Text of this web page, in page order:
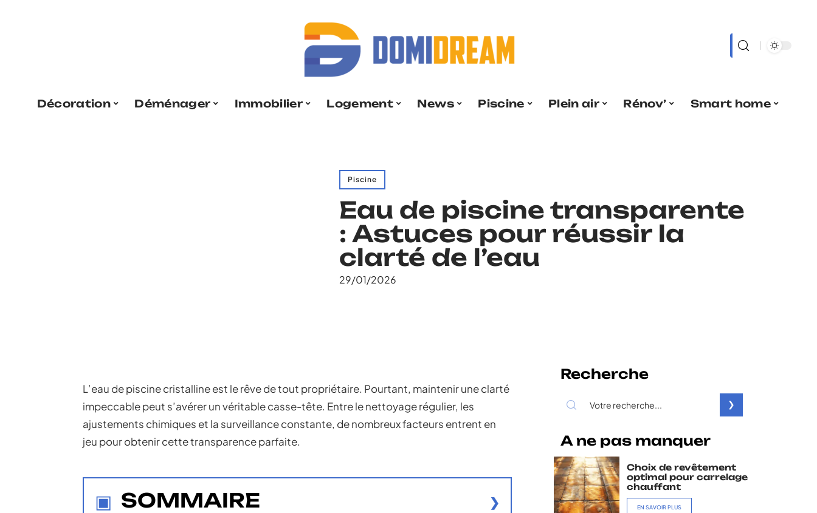
Décoration Déménager Immobilier Logement News Piscine Plein air Rénov’ Smart home
Piscine
Eau de piscine transparente
: Astuces pour réussir la
clarté de l’eau
29/01/2026
L’eau de piscine cristalline est le rêve de tout propriétaire. Pourtant, maintenir une clarté
impeccable peut s’avérer un véritable casse-tête. Entre le nettoyage régulier, les
ajustements chimiques et la surveillance constante, de nombreux facteurs entrent en
jeu pour obtenir cette transparence parfaite.
SOMMAIRE
Recherche
A ne pas manquer
Choix de revêtement
optimal pour carrelage
chauffant
EN SAVOIR PLUS